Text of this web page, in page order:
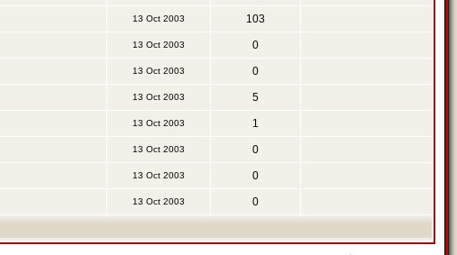
13 Oct 2003 103
13 Oct 2003 0
13 Oct 2003 0
13 Oct 2003 5
13 Oct 2003 1
13 Oct 2003 0
13 Oct 2003 0
13 Oct 2003 0